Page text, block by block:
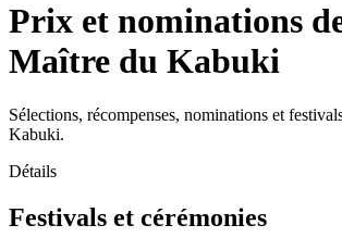
Prix et nominations
Maître du Kabuki
Sélections, récompenses, nominations et
Kabuki.
Détails
Festivals et cérémonies